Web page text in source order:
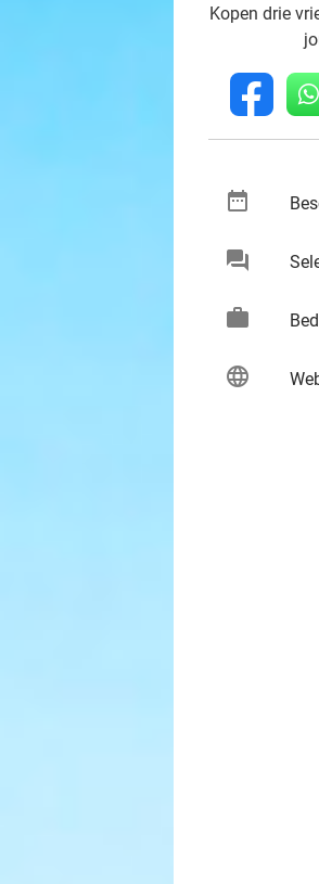
Kopen drie
fb
date_range
chat
work
language